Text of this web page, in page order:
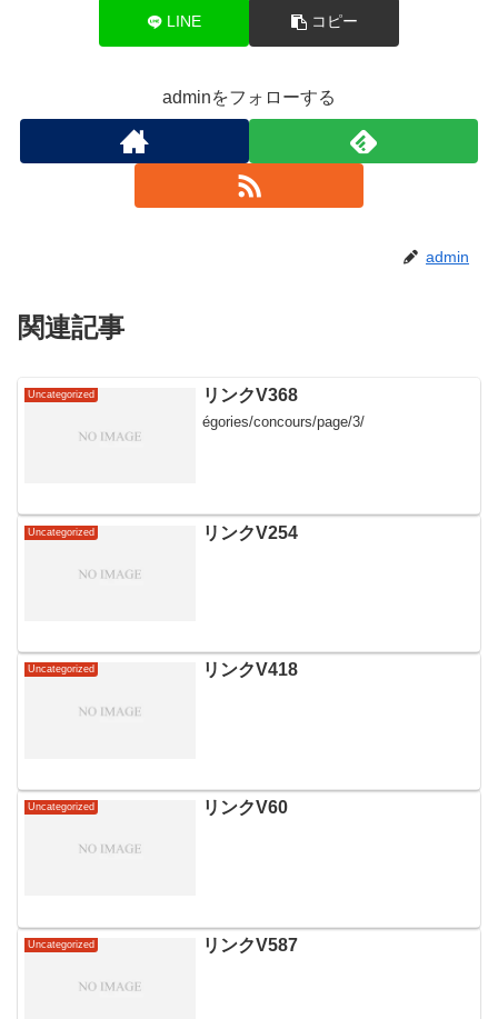
LINE コピー
adminをフォローする
admin
関連記事
Uncategorized リンクV368
égories/concours/page/3/
Uncategorized リンクV254
Uncategorized リンクV418
Uncategorized リンクV60
Uncategorized リンクV587